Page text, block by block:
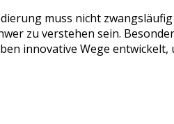
muss nicht
zu verstehen sein.
innovative Wege entwickelt,
uns bald zurück!